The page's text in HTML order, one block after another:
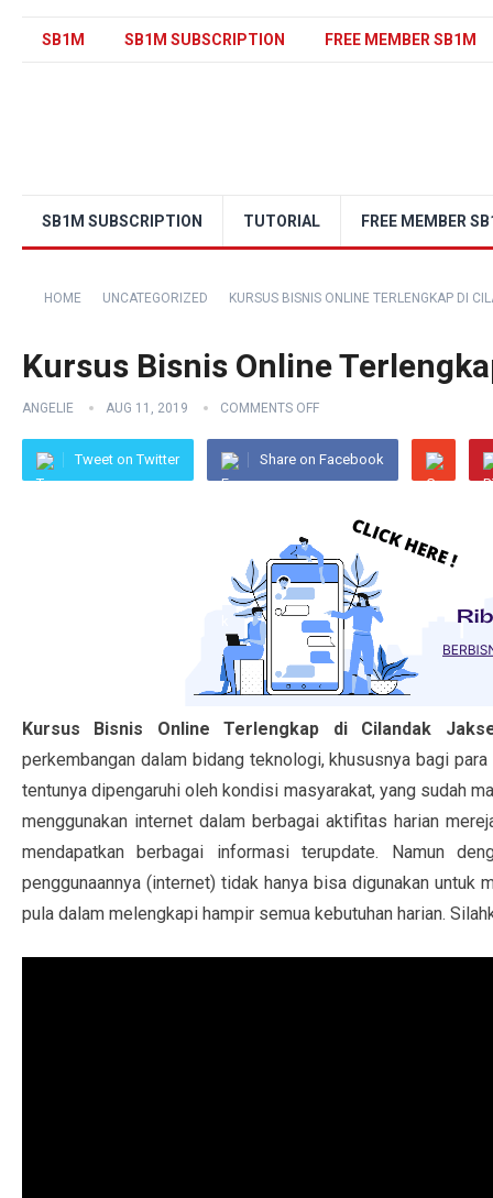
SB1M SB1M SUBSCRIPTION FREE MEMBER SB1M
SB1M SUBSCRIPTION TUTORIAL FREE MEMBER
HOME UNCATEGORIZED KURSUS BISNIS ONLINE TERLENGKAP DI
Kursus Bisnis Online
ANGELIE AUG 11, 2019 COMMENTS OFF
Tweet on Twitter Share on Facebook
Kursus Bisnis Online Terlengkap di Cilandak
perkembangan dalam bidang teknologi, khususnya bagi
tentunya dipengaruhi oleh kondisi masyarakat, yang sudah
menggunakan internet dalam berbagai aktifitas harian
mendapatkan berbagai informasi terupdate. Namun
penggunaannya (internet) tidak hanya bisa digunakan untuk
pula dalam melengkapi hampir semua kebutuhan harian.